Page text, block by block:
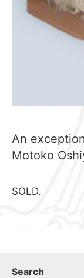
An
Motoko
SOLD.
Search